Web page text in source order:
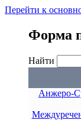
Перейти к
Форма
Найти
Анжеро-